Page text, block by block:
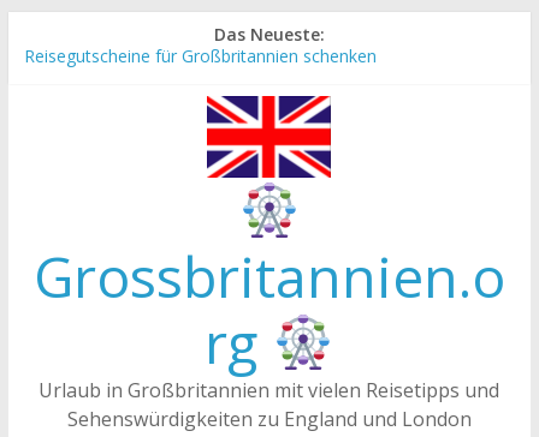
Inhalt
Das Neueste:
Reisegutscheine für Großbritannien schenken
Die Unterschiede zwischen Vereinigtes Königreich,
Großbritannien und England
Tea-Time – Was wird in Großbritannien getrunken?
Grossbritannien.o
rg
Urlaub in Großbritannien mit vielen Reisetipps und
Sehenswürdigkeiten zu England und London